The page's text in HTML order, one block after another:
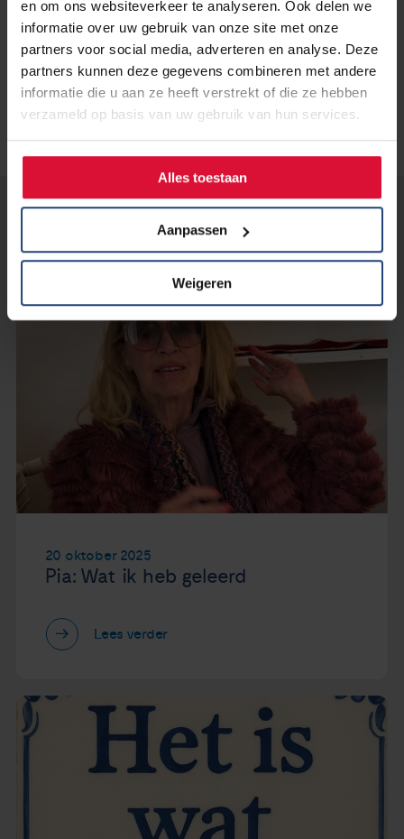
en om ons websiteverkeer te analyseren. Ook delen we
informatie over uw gebruik van onze site met onze
partners voor social media, adverteren en analyse. Deze
partners kunnen deze gegevens combineren met andere
informatie die u aan ze heeft verstrekt of die ze hebben
verzameld op basis van uw gebruik van hun services.
Alles toestaan
Aanpassen
Weigeren
Op 16 februari 2026 is Karin overleden.
20 oktober 2025
Pia: Wat ik heb geleerd
Lees verder